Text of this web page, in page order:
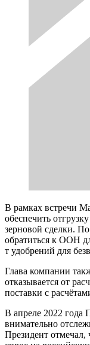
В рамках встречи
обеспечить
зерновой сделки.
обратиться к ООН
т удобрений для
Глава компании
отказывается от
поставки с
В апреле 2022 года
внимательно
Президент